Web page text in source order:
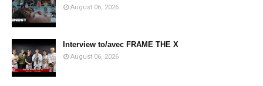
August 06, 2026
Interview to/avec FRAME THE X
August 06, 2026